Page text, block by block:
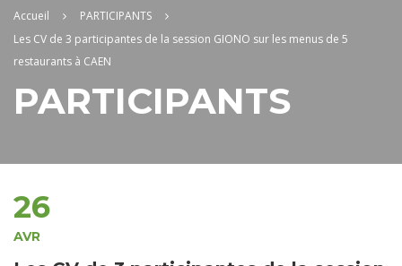
Accueil
PARTICIPANTS
Les CV de 3 participantes de la session GIONO sur les menus de 5
restaurants à CAEN
PARTICIPANTS
26
AVR